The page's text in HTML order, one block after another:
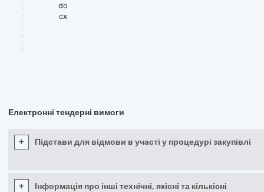
do
cx
Електронні тендерні вимоги
+ Підстави для відмови в участі у процедурі закупівлі
+
Інформація про інші технічні, якісні та кількісні